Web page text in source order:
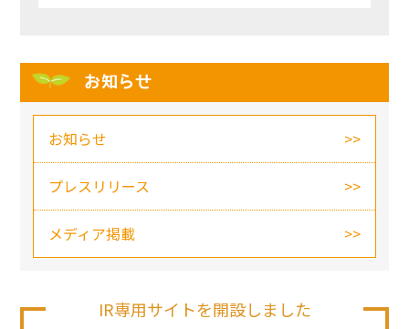
お知らせ
お知らせ
プレスリリース
メディア掲載
IR専用サイトを開設しました